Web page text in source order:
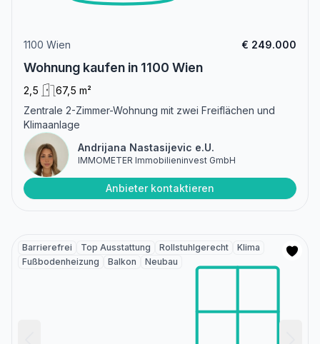
1100 Wien € 249.000
Wohnung kaufen in 1100 Wien
2,5
67,5 m²
Zentrale 2-Zimmer-Wohnung mit zwei Freiflächen und
Klimaanlage
Andrijana Nastasijevic e.U.
IMMOMETER Immobilieninvest GmbH
Anbieter kontaktieren
Barrierefrei Top Ausstattung Rollstuhlgerecht
Klima
Fußbodenheizung
Balkon Neubau